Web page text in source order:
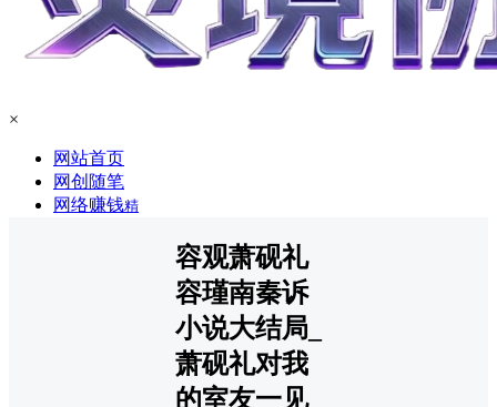
×
网站首页
网创随笔
网络赚钱精
容观萧砚礼
容瑾南秦诉
小说大结局_
萧砚礼对我
的室友一见